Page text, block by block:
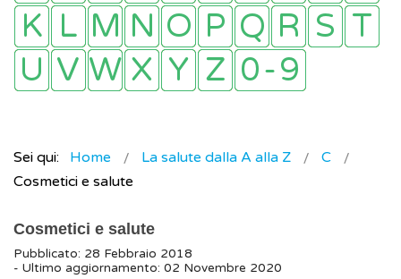
Sei qui: Home La salute dalla A alla Z
C
Cosmetici e salute
Cosmetici e salute
Pubblicato: 28 Febbraio 2018
- Ultimo aggiornamento: 02 Novembre 2020